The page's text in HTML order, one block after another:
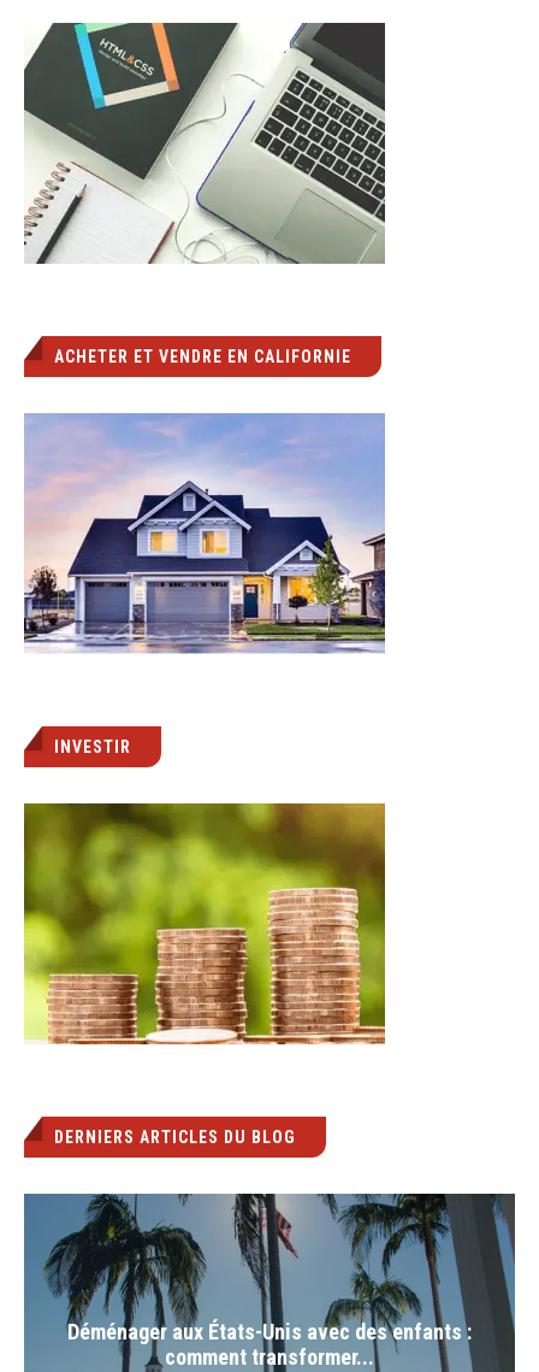
ACHETER ET VENDRE EN CALIFORNIE
INVESTIR
DERNIERS ARTICLES DU BLOG
Déménager aux États-Unis avec des enfants :
comment transformer...